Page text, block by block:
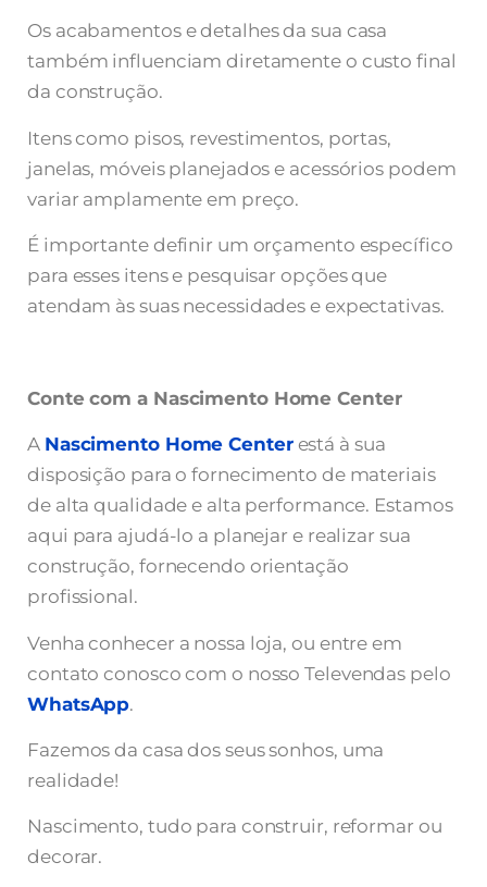
Os acabamentos e detalhes da sua casa
também influenciam diretamente o custo final
da construção.
Itens como pisos, revestimentos, portas,
janelas, móveis planejados e acessórios podem
variar amplamente em preço.
É importante definir um orçamento específico
para esses itens e pesquisar opções que
atendam às suas necessidades e expectativas.
Conte com a Nascimento Home Center
A Nascimento Home Centerestá à sua
disposição para o fornecimento de materiais
de alta qualidade e alta performance. Estamos
aqui para ajudá-lo a planejar e realizar sua
construção, fornecendo orientação
profissional.
Venha conhecer a nossa loja, ou entre em
contato conosco com o nosso Televendas pelo
WhatsApp.
Fazemos da casa dos seus sonhos, uma
realidade!
Nascimento, tudo para construir, reformar ou
decorar.